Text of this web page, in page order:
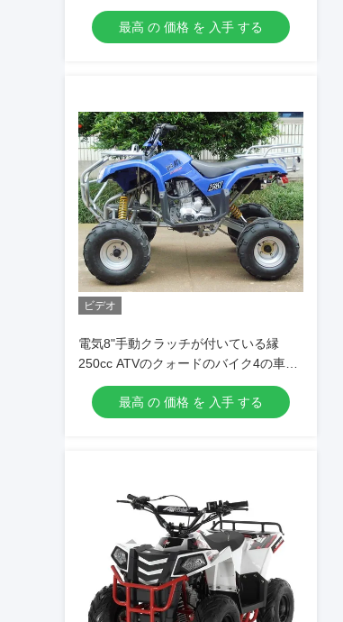
に乗ります
最高 の 価格 を 入手 する
ビデオ
電気8"手動クラッチが付いている縁
250cc ATVのクォードのバイク4の車輪
のモーターバイク
最高 の 価格 を 入手 する